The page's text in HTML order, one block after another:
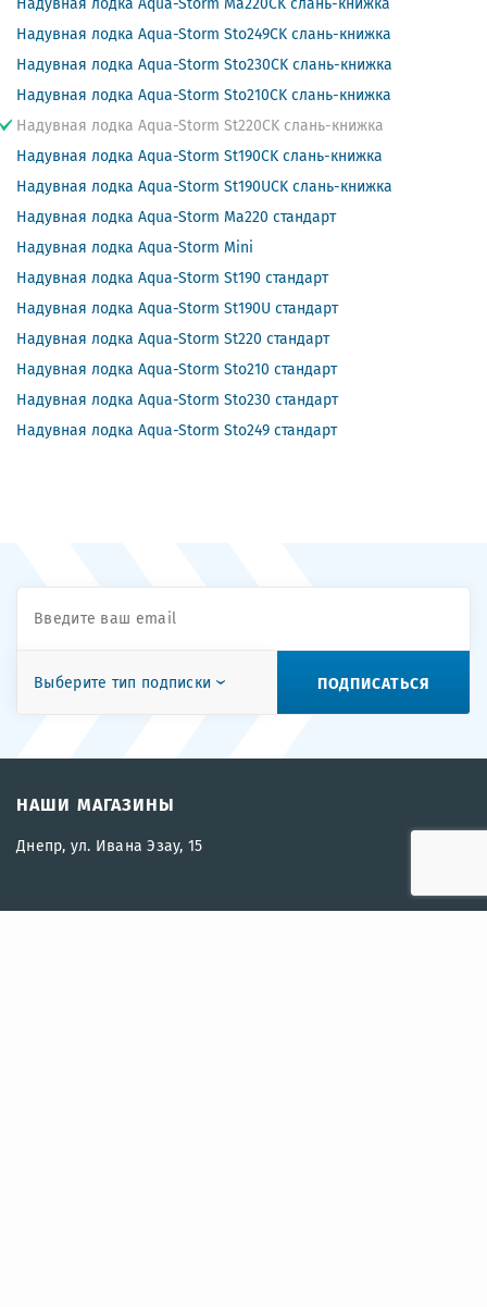
Надувная лодка Aqua-Storm Sto249CK слань-книжка
Надувная лодка Aqua-Storm Sto230CK слань-книжка
Надувная лодка Aqua-Storm Sto210CK слань-книжка
Надувная лодка Aqua-Storm St220CK слань-книжка
Надувная лодка Aqua-Storm St190CK слань-книжка
Надувная лодка Aqua-Storm St190UCK слань-книжка
Надувная лодка Aqua-Storm Ma220 стандарт
Надувная лодка Aqua-Storm Mini
Надувная лодка Aqua-Storm St190 стандарт
Надувная лодка Aqua-Storm St190U стандарт
Надувная лодка Aqua-Storm St220 стандарт
Надувная лодка Aqua-Storm Sto210 стандарт
Надувная лодка Aqua-Storm Sto230 стандарт
Надувная лодка Aqua-Storm Sto249 стандарт
Выберите тип подписки ПОДПИСАТЬСЯ
НАШИ МАГАЗИНЫ
Днепр, ул. Ивана Эзау, 15